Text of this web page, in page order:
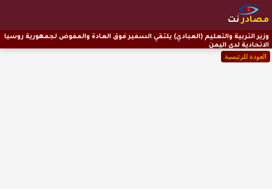
مصادرنت
العودة للرئيسية
وزير التربية والتعليم (العبادي) يلتقي السفير فوق العادة والمفوض لجمهورية روسيا
الاتحادية لدى اليمن